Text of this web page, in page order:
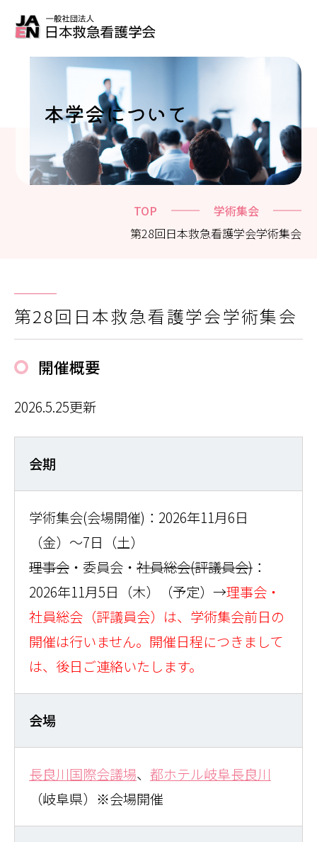
本学会について
TOP
学術集会
第28回日本救急看護学会学術集会
第28回日本救急看護学会学術集会
開催概要
2026.5.25更新
会期
学術集会(会場開催)：2026年11月6日
（金）～7日（土）
理事会 ・委員会・ 社員総会(評議員会) ：
2026年11月5日（木）（予定）→理事会・
社員総会（評議員会）は、学術集会前日の
開催は行いません。開催日程につきまして
は、後日ご連絡いたします。
会場
長良川国際会議場、 都ホテル岐阜長良川
（岐阜県）※会場開催